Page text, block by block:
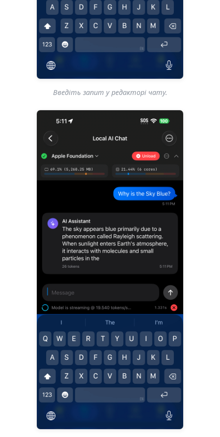
Введіть запит у редакторі чату.